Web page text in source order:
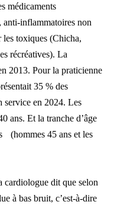
médicaments
anti-inflammatoires non
les toxiques (Chicha,
récréatives). La
2013. Pour la praticienne
ésentait 35 % des
service en 2024. Les
ans. Et la tranche d’âge
(hommes 45 ans et les
cardiologue dit que selon
à bas bruit, c’est-à-dire